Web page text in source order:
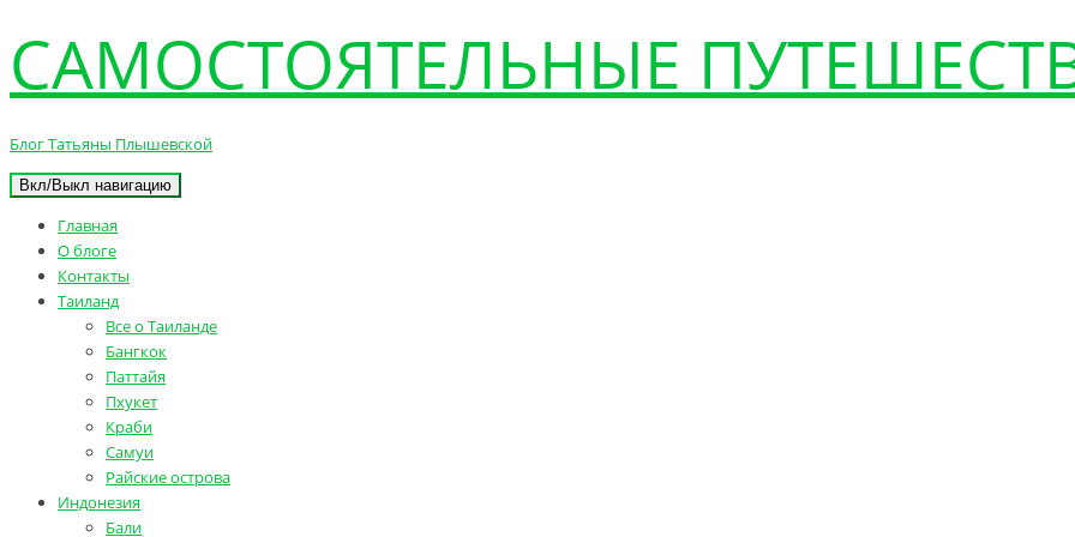
САМОСТОЯТЕЛЬНЫЕ
Блог Татьяны Плышевской
Вкл/Выкл навигацию
Главная
О блоге
Контакты
Таиланд
Все о Таиланде
Бангкок
Паттайя
Пхукет
Краби
Самуи
Райские острова
Индонезия
Бали